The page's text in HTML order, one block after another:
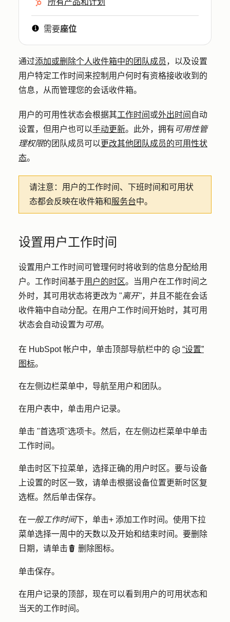
所有产品和计划
需要座位
通过添加或删除个人收件箱中的团队成员 ，以及设置
用户特定工作时间来控制用户何时有资格接收收到的
信息，从而管理您的会话收件箱。
用户的可用性状态会根据其工作时间 或外出时间 自动
设置，但用户也可以手动更新。此外，拥有 可用性管
理权限的团队成员可以 更改其他团队成员的可用性状
态。
请注意： 用户的工作时间、下班时间和可用状
态都会反映在收件箱和服务台中。
设置用户工作时间
设置用户工作时间可管理何时将收到的信息分配给用
户。工作时间基于用户的时区。当用户在工作时间之
外时，其可用状态将更改为 "离开"，并且不能在会话
收件箱中自动分配。在用户工作时间开始时，其可用
状态会自动设置为 可用。
在 HubSpot 帐户中，单击顶部导航栏中的
“设置”
图标。
在左侧边栏菜单中，导航至用户和团队。
在用户表中，单击用户记录。
单击 "首选项"选项卡。然后，在左侧边栏菜单中单击
工作时间。
单击时区下拉菜单，选择正确的用户时区。要与设备
上设置的时区一致，请单击根据设备位置更新时区复
选框。然后单击保存。
在一般工作时间下，单击+ 添加工作时间。使用下拉
菜单选择一周中的天数以及开始和结束时间。要删除
日期，请单击delete 删除图标。
单击保存。
在用户记录的顶部，现在可以看到用户的可用状态和
当天的工作时间。